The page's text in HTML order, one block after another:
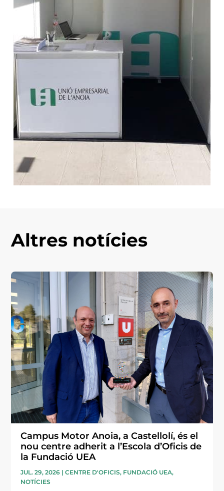
Altres notícies
Campus Motor Anoia, a Castellolí, és el
nou centre adherit a l’Escola d’Oficis de
la Fundació UEA
JUL. 29, 2026 |CENTRE D'OFICIS, FUNDACIÓ UEA,
NOTÍCIES